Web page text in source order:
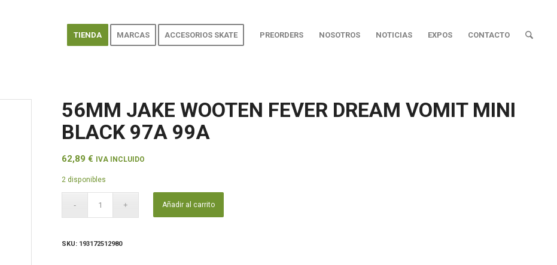
TIENDA MARCAS ACCESORIOS SKATE PREORDERS NOSOTROS NOTICIAS EXPOS CONTACTO
56MM JAKE WOOTEN FEVER DREAM VOMIT MINI
BLACK 97A 99A
62,89€ IVA INCLUIDO
2 disponibles
Añadir al carrito
SKU: 193172512980